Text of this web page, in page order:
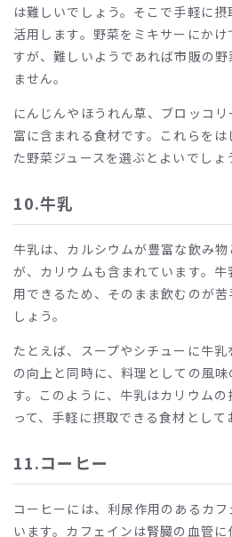
は難しいでしょう。そこで手軽に
活用します。野菜をミキサーにか
すが、難しいようであれば市販の野
ません。
にんじんやほうれん草、ブロッコ
富に含まれる食材です。これらを
た野菜ジュースを選ぶとよいでしょ
10.牛乳
牛乳は、カルシウムが豊富な飲み
が、カリウムも含まれています。
用できるため、そのまま飲むのが
しょう。
たとえば、スープやシチューに牛
の向上と同時に、料理としての風
す。このように、牛乳はカリウム
って、手軽に摂取できる食材として
11.コーヒー
コーヒーには、利尿作用のあるカ
います。カフェインは腎臓の血管